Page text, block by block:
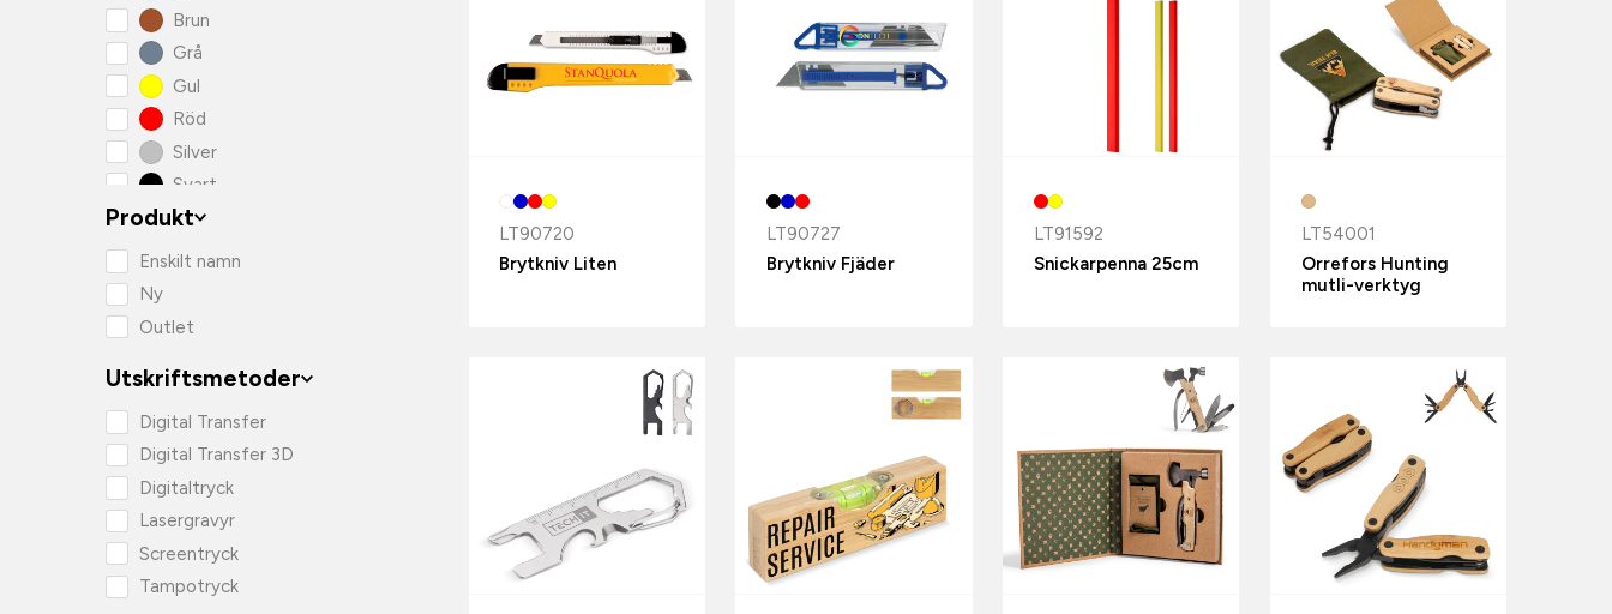
LT90720
Brytkniv Liten
LT90727
Brytkniv Fjäder
LT91592
Snickarpenna 25cm
LT54001
Orrefors Hunting
mutli-verktyg
Brun
Grå
Gul
Röd
Silver
Svart
Vit
Produkt
Enskilt namn
Ny
Outlet
Utskriftsmetoder
Digital Transfer
Digital Transfer 3D
Digitaltryck
Lasergravyr
Screentryck
Tampotryck